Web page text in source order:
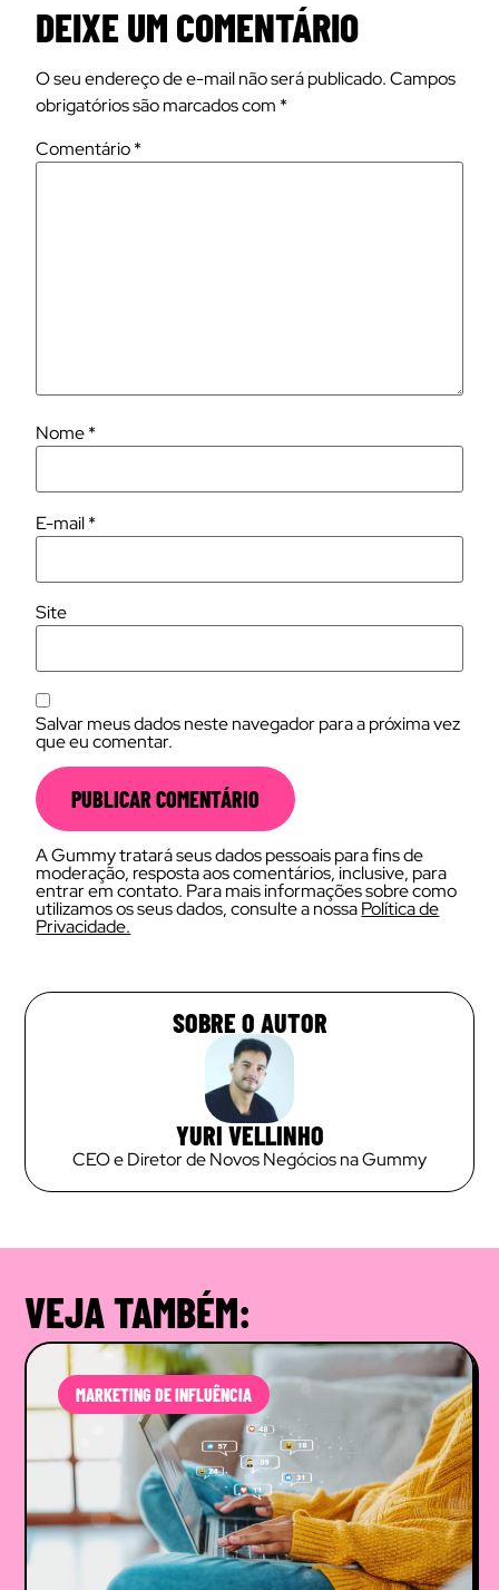
DEIXE UM COMENTÁRIO
O seu endereço de e-mail não será publicado. Campos
obrigatórios são marcados com *
Comentário*
Nome*
E-mail*
Site
Salvar meus dados neste navegador para a próxima vez
que eu comentar.
A Gummy tratará seus dados pessoais para fins de
moderação, resposta aos comentários, inclusive, para
entrar em contato. Para mais informações sobre como
utilizamos os seus dados, consulte a nossaPolítica de
Privacidade.
SOBRE O AUTOR
YURI VELLINHO
CEO e Diretor de Novos Negócios na Gummy
VEJA TAMBÉM:
MARKETING DE INFLUÊNCIA